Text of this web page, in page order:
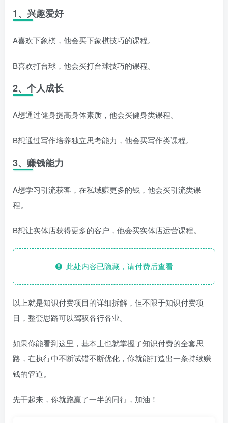
1、兴趣爱好
A喜欢下象棋，他会买下象棋技巧的课程。
B喜欢打台球，他会买打台球技巧的课程。
2、个人成长
A想通过健身提高身体素质，他会买健身类课程。
B想通过写作培养独立思考能力，他会买写作类课程。
3、赚钱能力
A想学习引流获客，在私域赚更多的钱，他会买引流类课
程。
B想让实体店获得更多的客户，他会买实体店运营课程。
此处内容已隐藏，请付费后查看
以上就是知识付费项目的详细拆解，但不限于知识付费项
目，整套思路可以驾驭各行各业。
如果你能看到这里，基本上也就掌握了知识付费的全套思
路，在执行中不断试错不断优化，你就能打造出一条持续赚
钱的管道。
先干起来，你就跑赢了一半的同行，加油！